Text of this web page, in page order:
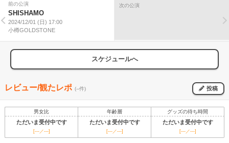
前の公演
SHISHAMO
2024/12/01 (日) 17:00
小樽GOLDSTONE
次の公演
スケジュールへ
レビュー/観たレポ (--件) 投稿
男女比 年齢層 グッズの待ち時間
ただいま受付中です ただいま受付中です ただいま受付中です
[---／---] [---／---] [---／---]